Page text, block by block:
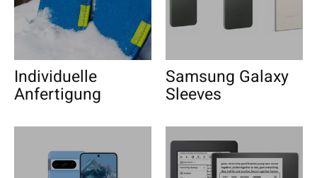
Individuelle
Anfertigung
Samsung Galaxy
Sleeves